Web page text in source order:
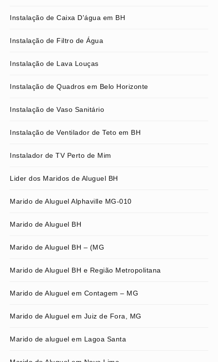
Instalação de Caixa D'água em BH
Instalação de Filtro de Água
Instalação de Lava Louças
Instalação de Quadros em Belo Horizonte
Instalação de Vaso Sanitário
Instalação de Ventilador de Teto em BH
Instalador de TV Perto de Mim
Lider dos Maridos de Aluguel BH
Marido de Aluguel Alphaville MG-010
Marido de Aluguel BH
Marido de Aluguel BH – (MG
Marido de Aluguel BH e Região Metropolitana
Marido de Aluguel em Contagem – MG
Marido de Aluguel em Juiz de Fora, MG
Marido de aluguel em Lagoa Santa